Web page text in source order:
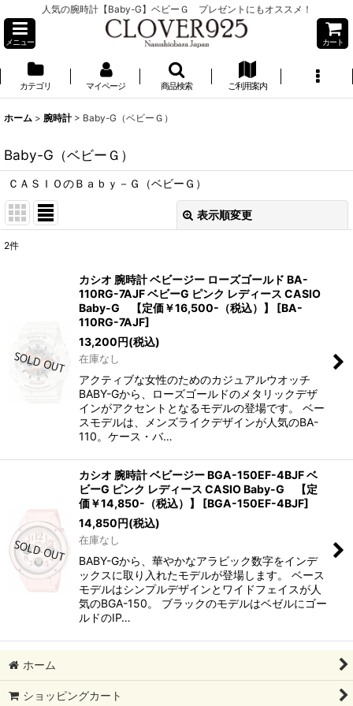
人気の腕時計【Baby-G】ベビーＧ プレゼントにもオススメ！
メニュー カート
カテゴリ マイページ 商品検索 ご利用案内
ホーム > 腕時計 > Baby-G（ベビーＧ）
Baby-G（ベビーＧ）
ＣＡＳＩＯのＢａｂｙ－Ｇ（ベビーＧ）
表示順変更
絞り込む
2件
カシオ 腕時計 ベビージー ローズゴールド BA-
110RG-7AJF ベビーG ピンク レディース CASIO
Baby-G 【定価￥16,500-（税込）】
[BA-
110RG-7AJF]
13,200円(税込)
在庫なし
アクティブな女性のためのカジュアルウオッチ
BABY-Gから、ローズゴールドのメタリックデザ
インがアクセントとなるモデルの登場です。 ベー
スモデルは、メンズライクデザインが人気のBA-
110。ケース・バ…
カシオ 腕時計 ベビージー BGA-150EF-4BJF ベ
ビーG ピンク レディース CASIO Baby-G 【定
価￥14,850-（税込）】
[BGA-150EF-4BJF]
14,850円(税込)
在庫なし
BABY-Gから、華やかなアラビック数字をインデ
ックスに取り入れたモデルが登場します。 ベース
モデルはシンプルデザインとワイドフェイスが人
気のBGA-150。 ブラックのモデルはベゼルにゴー
ルドのIP…
ホーム
ショッピングカート